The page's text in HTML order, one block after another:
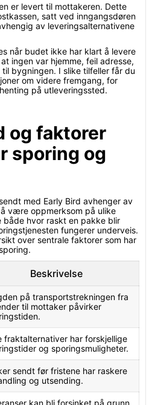
er levert til mottakeren. Dette
satt ved inngangsdøren
av leveringsalternativene
når budet ikke har klart å levere
ingen var hjemme, feil adresse,
bygningen. I slike tilfeller får du
om videre fremgang, for
på utleveringssted.
og faktorer
sporing og
med Early Bird avhenger av
være oppmerksom på ulike
både hvor raskt en pakke blir
fungerer underveis.
over sentrale faktorer som har
Beskrivelse
på transportstrekningen fra
til mottaker påvirker
fraktalternativer har forskjellige
og sporingsmuligheter.
sendt før fristene har raskere
og utsending.
kan bli forsinket på grunn